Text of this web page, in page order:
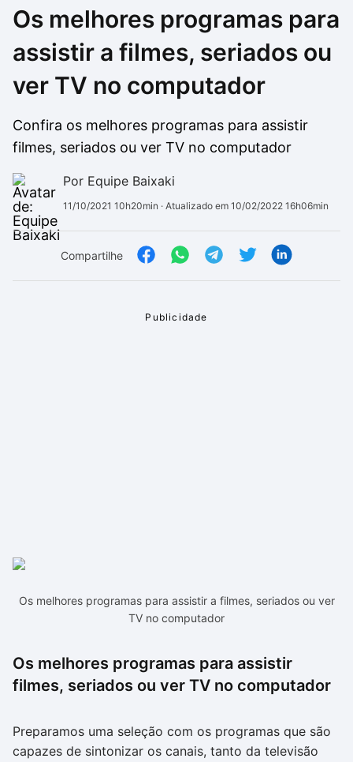
Drivers
Ver mais
Outros
Ver mais
Os melhores programas para
assistir a filmes, seriados ou
ver TV no computador
Confira os melhores programas para assistir
filmes, seriados ou ver TV no computador
Por Equipe Baixaki
11/10/2021 10h20min · Atualizado em 10/02/2022 16h06min
Compartilhe
Os melhores programas para assistir a filmes, seriados ou ver
TV no computador
Os melhores programas para assistir
filmes, seriados ou ver TV no computador
Preparamos uma seleção com os programas que são
capazes de sintonizar os canais, tanto da televisão